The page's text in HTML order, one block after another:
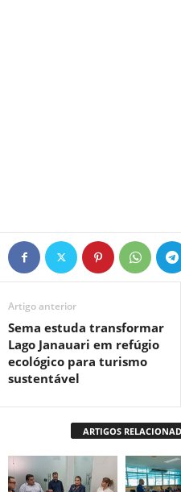
Artigo anterior
Sema estuda transformar
Lago Janauari em refúgio
ecológico para turismo
sustentável
ARTIGOS